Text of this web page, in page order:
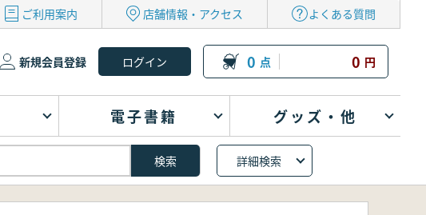
ご利用案内 店舗情報・アクセス よくある質問
新規会員登録 0 点 0 円
電子書籍 グッズ・他
詳細検索